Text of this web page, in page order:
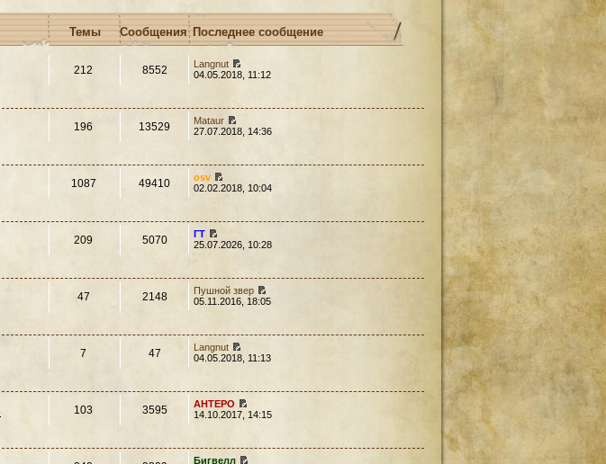
Темы Сообщения Последнее сообщение
212 8552
Langnut
04.05.2018, 11:12
196 13529
Mataur
27.07.2018, 14:36
1087 49410
osv
02.02.2018, 10:04
209 5070
ГТ
25.07.2026, 10:28
47 2148
Пушной звер
05.11.2016, 18:05
7 47
Langnut
04.05.2018, 11:13
103 3595
AHTEPO
14.10.2017, 14:15
Бигвелл